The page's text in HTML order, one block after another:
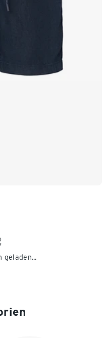
geladen...